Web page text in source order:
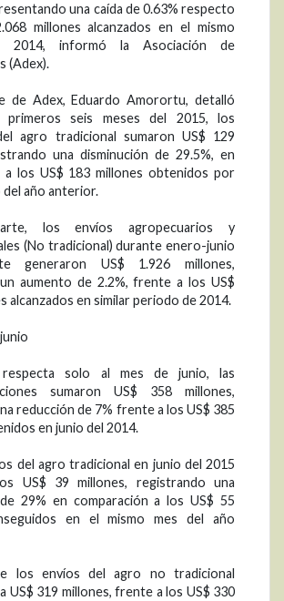
una caída de 0.63% respecto
millones alcanzados en el mismo
2014, informó la Asociación de
(Adex).
de Adex, Eduardo Amorortu, detalló
seis meses del 2015, los
agro tradicional sumaron US$ 129
una disminución de 29.5%, en
a los US$ 183 millones obtenidos por
año anterior.
los envíos agropecuarios y
(No tradicional) durante enero-junio
generaron US$ 1.926 millones,
aumento de 2.2%, frente a los US$
alcanzados en similar periodo de 2014.
solo al mes de junio, las
sumaron US$ 358 millones,
reducción de 7% frente a los US$ 385
en junio del 2014.
del agro tradicional en junio del 2015
US$ 39 millones, registrando una
29% en comparación a los US$ 55
en el mismo mes del año
los envíos del agro no tradicional
US$ 319 millones, frente a los US$ 330